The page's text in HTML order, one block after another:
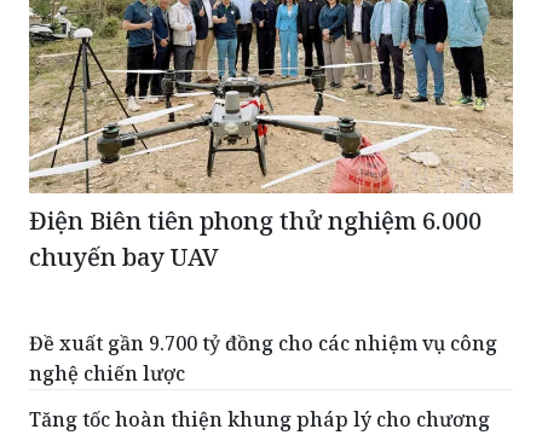
Điện Biên tiên phong thử nghiệm 6.000
chuyến bay UAV
Đề xuất gần 9.700 tỷ đồng cho các nhiệm vụ công
nghệ chiến lược
Tăng tốc hoàn thiện khung pháp lý cho chương